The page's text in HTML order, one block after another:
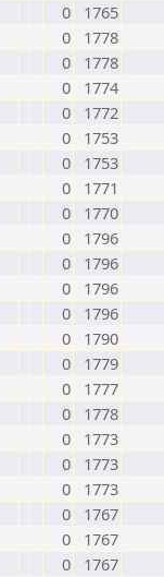
0
1765
0
1778
0
1778
0
1774
0
1772
0
1753
0
1753
0
1771
0
1770
0
1796
0
1796
0
1796
0
1796
0
1790
0
1779
0
1777
0
1778
0
1773
0
1773
0
1773
0
1767
0
1767
0
1767